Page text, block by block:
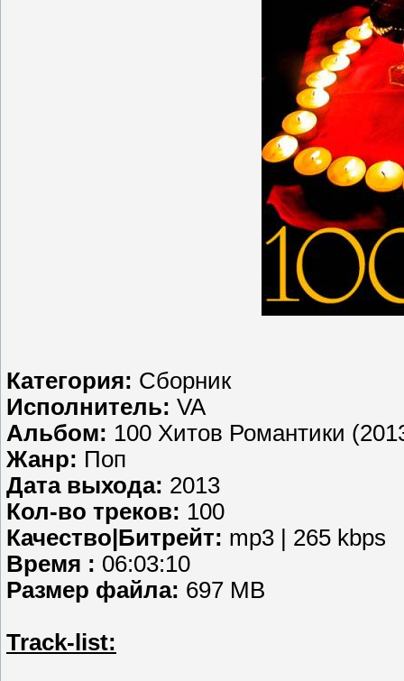
Категория: Сборник
Исполнитель: VA
Альбом: 100 Хитов Романтики
Жанр: Поп
Дата выхода: 2013
Кол-во треков: 100
Качество|Битрейт: mp3 | 265 kbps
Время : 06:03:10
Размер файла: 697 MB
Track-list: